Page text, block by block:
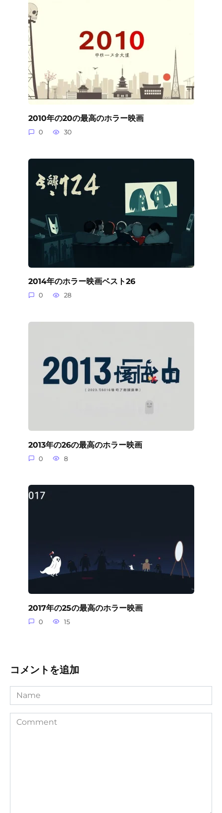
2010年の20の最高のホラー映画
0 30
2014年のホラー映画ベスト26
0 28
2013年の26の最高のホラー映画
0 8
2017年の25の最高のホラー映画
0 15
コメントを追加
Name
Comment